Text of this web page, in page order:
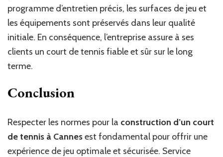
programme d’entretien précis, les surfaces de jeu et
les équipements sont préservés dans leur qualité
initiale. En conséquence, l’entreprise assure à ses
clients un court de tennis fiable et sûr sur le long
terme.
Conclusion
Respecter les normes pour la construction d’un court
de tennis à Cannesest fondamental pour offrir une
expérience de jeu optimale et sécurisée. Service